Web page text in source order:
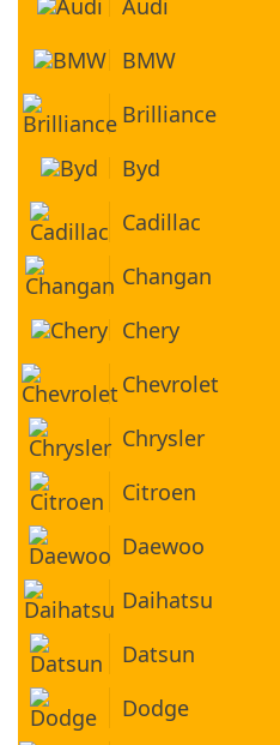
BMW
Brilliance
Byd
Cadillac
Changan
Chery
Chevrolet
Chrysler
Citroen
Daewoo
Daihatsu
Datsun
Dodge